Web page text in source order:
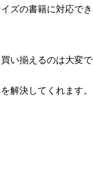
ズの書籍に対応でき
い揃えるのは大変で
解決してくれます。